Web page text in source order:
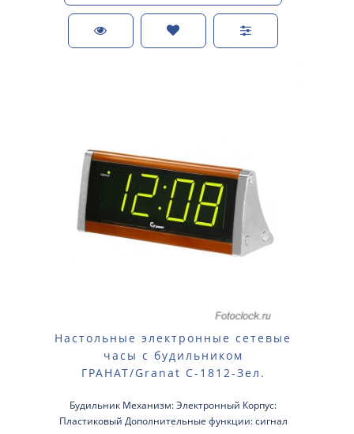
Настольные электронные сетевые
часы с будильником
ГРАНАТ/Granat С-1812-Зел.
Будильник Механизм: Электронный Корпус:
Пластиковый Дополнительные функции: сигнал